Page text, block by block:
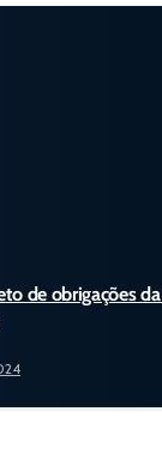
de obrigações